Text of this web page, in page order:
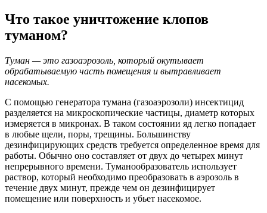
Что такое уничтожение клопов
туманом?
Туман — это газоаэрозоль, который окутывает
обрабатываемую часть помещения и вытравливает
насекомых.
С помощью генератора тумана (газоаэрозоли) инсектицид
разделяется на микроскопические частицы, диаметр которых
измеряется в микронах. В таком состоянии яд легко попадает
в любые щели, поры, трещины. Большинству
дезинфицирующих средств требуется определенное время для
работы. Обычно оно составляет от двух до четырех минут
непрерывного времени. Туманообразователь использует
раствор, который необходимо преобразовать в аэрозоль в
течение двух минут, прежде чем он дезинфицирует
помещение или поверхность и убьет насекомое.